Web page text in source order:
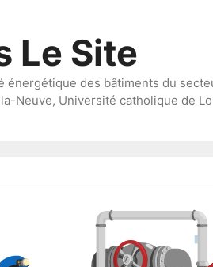
Le Site
énergétique des bâtiments du
Neuve, Université catholique de